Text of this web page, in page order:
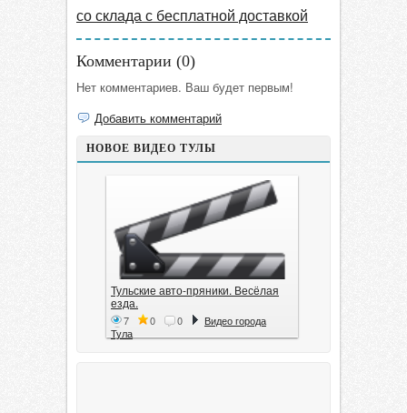
со склада с бесплатной доставкой
Комментарии (0)
Нет комментариев. Ваш будет первым!
Добавить комментарий
НОВОЕ ВИДЕО ТУЛЫ
Тульские авто-пряники. Весёлая
езда.
7 0 0
Видео города
Тула